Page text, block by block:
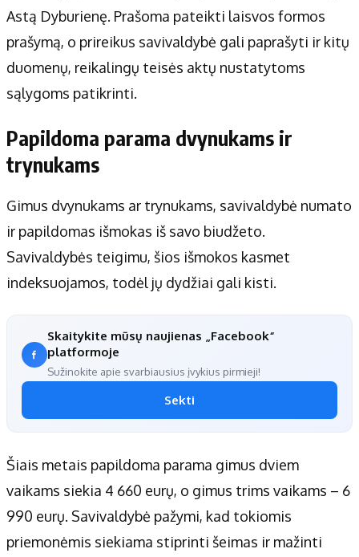
Astą Dyburienę. Prašoma pateikti laisvos formos
prašymą, o prireikus savivaldybė gali paprašyti ir kitų
duomenų, reikalingų teisės aktų nustatytoms
sąlygoms patikrinti.
Papildoma parama dvynukams ir
trynukams
Gimus dvynukams ar trynukams, savivaldybė numato
ir papildomas išmokas iš savo biudžeto.
Savivaldybės teigimu, šios išmokos kasmet
indeksuojamos, todėl jų dydžiai gali kisti.
Skaitykite mūsų naujienas „Facebook“
platformoje
Sužinokite apie svarbiausius įvykius pirmieji!
Sekti
Šiais metais papildoma parama gimus dviem
vaikams siekia 4 660 eurų, o gimus trims vaikams – 6
990 eurų. Savivaldybė pažymi, kad tokiomis
priemonėmis siekiama stiprinti šeimas ir mažinti